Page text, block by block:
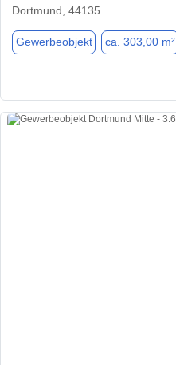
Dortmund, 44135
Gewerbeobjekt ca. 303,00 m²